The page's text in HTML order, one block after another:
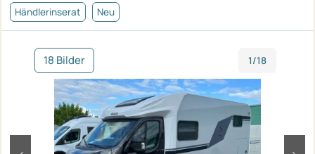
Händlerinserat Neu
18 Bilder 1/18